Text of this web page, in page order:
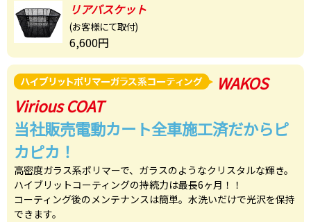
リアバスケット
(お客様にて取付)
6,600円
WAKOS
Virious COAT
当社販売電動カート全車施工済だからピ
カピカ！
高密度ガラス系ポリマーで、ガラスのようなクリスタルな輝き。
ハイブリットコーティングの持続力は最長6ヶ月！！
コーティング後のメンテナンスは簡単。水洗いだけで光沢を保持
できます。